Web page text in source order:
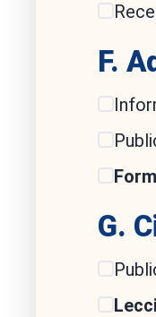
F.
G.